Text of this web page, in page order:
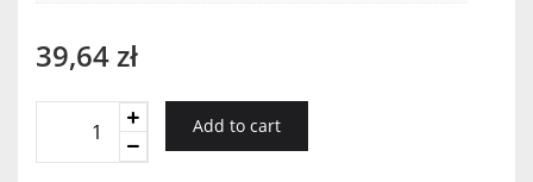
39,64zł
PROHIBICJA
WÓDKA
Add to cart